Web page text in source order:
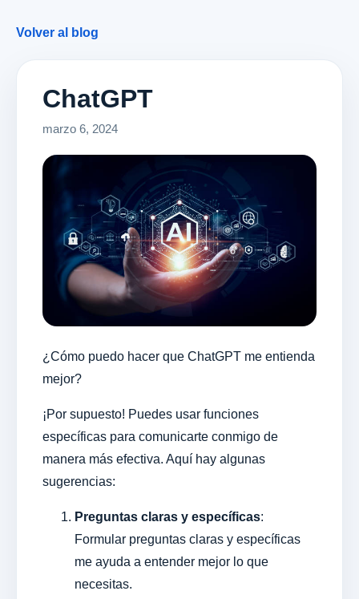
Volver al blog
ChatGPT
marzo 6, 2024
¿Cómo puedo hacer que ChatGPT me entienda
mejor?
¡Por supuesto! Puedes usar funciones
específicas para comunicarte conmigo de
manera más efectiva. Aquí hay algunas
sugerencias:
Preguntas claras y específicas:
Formular preguntas claras y específicas
me ayuda a entender mejor lo que
necesitas.